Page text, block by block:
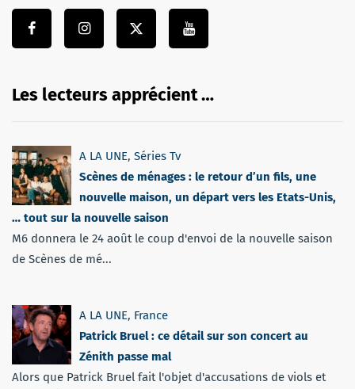
Les lecteurs apprécient …
A LA UNE, Séries Tv
Scènes de ménages : le retour d’un fils, une
nouvelle maison, un départ vers les Etats-Unis,
… tout sur la nouvelle saison
M6 donnera le 24 août le coup d'envoi de la nouvelle saison
de Scènes de mé...
A LA UNE, France
Patrick Bruel : ce détail sur son concert au
Zénith passe mal
Alors que Patrick Bruel fait l'objet d'accusations de viols et